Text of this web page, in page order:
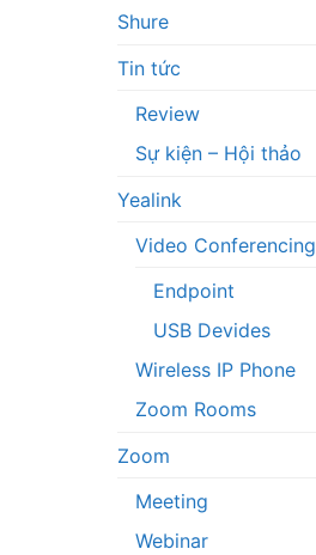
Shure
Tin tức
Review
Sự kiện – Hội thảo
Yealink
Video Conferencing
Endpoint
USB Devides
Wireless IP Phone
Zoom Rooms
Zoom
Meeting
Webinar